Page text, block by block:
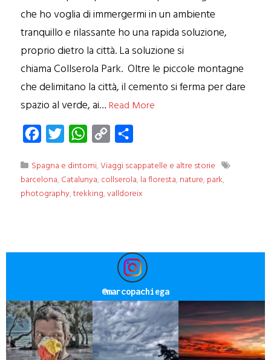
che ho voglia di immergermi in un ambiente
tranquillo e rilassante ho una rapida soluzione,
proprio dietro la città. La soluzione si
chiama Collserola Park. Oltre le piccole montagne
che delimitano la città, il cemento si ferma per dare
spazio al verde, ai… Read More
Facebook
Twitter WhatsApp
Copy
Spagna e dintorni,Viaggi scappatelle e altre storie
barcelona, Catalunya, collserola, la floresta, nature, park,
photography,trekking,valldoreix
@marcopachiega